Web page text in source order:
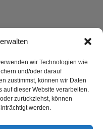
wir Technologien wie
und/oder darauf
zustimmst, können wir Daten
auf dieser Website verarbeiten.
zurückziehst, können
werden.